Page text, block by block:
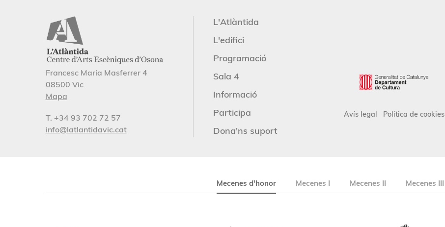
Francesc Maria Masferrer 4
08500 Vic
Mapa
T. +34 93 702 72 57
info@latlantidavic.cat
L'Atlàntida
L'edifici
Programació
Sala 4
Informació
Participa
Dona'ns suport
Avís legal Política de cookies
Mecenes d'honor Mecenes I Mecenes II Mecenes III